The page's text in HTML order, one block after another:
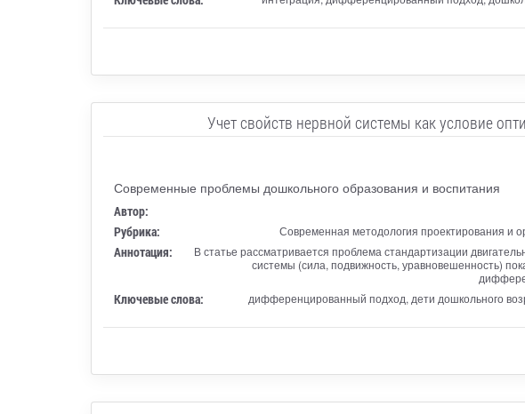
Учет свойств нервной системы как условие
Современные проблемы дошкольного образования и воспитания
Автор:
Рубрика: Современная методология проектирования и
Аннотация:
В статье рассматривается проблема стандартизации
системы (сила, подвижность, уравновешенность)
Ключевые слова:
дифференцированный подход, дети дошкольного